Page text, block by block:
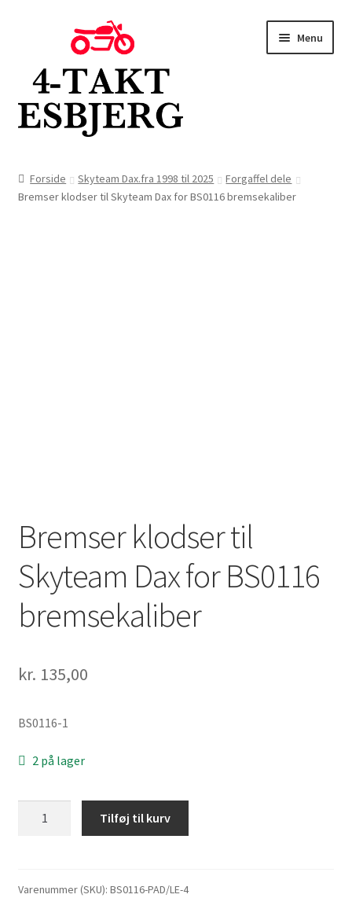
navigation
indhold
Menu
Butik
Forside Skyteam Dax.fra 1998 til 2025
Forgaffel dele
Bremser klodser til Skyteam Dax for BS0116 bremsekaliber
Bremser klodser til
Skyteam Dax for BS0116
bremsekaliber
kr. 135,00
BS0116-1
2 på lager
Dax
Tilføj til kurv
Varenummer (SKU): BS0116-PAD/LE-4